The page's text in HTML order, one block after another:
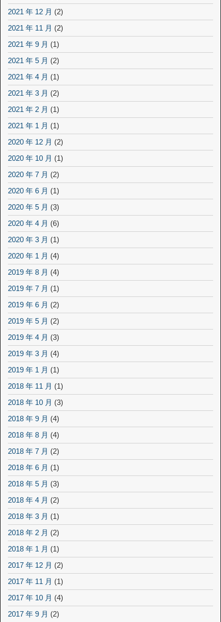
2021 年 12 月 (2)
2021 年 11 月 (2)
2021 年 9 月 (1)
2021 年 5 月 (2)
2021 年 4 月 (1)
2021 年 3 月 (2)
2021 年 2 月 (1)
2021 年 1 月 (1)
2020 年 12 月 (2)
2020 年 10 月 (1)
2020 年 7 月 (2)
2020 年 6 月 (1)
2020 年 5 月 (3)
2020 年 4 月 (6)
2020 年 3 月 (1)
2020 年 1 月 (4)
2019 年 8 月 (4)
2019 年 7 月 (1)
2019 年 6 月 (2)
2019 年 5 月 (2)
2019 年 4 月 (3)
2019 年 3 月 (4)
2019 年 1 月 (1)
2018 年 11 月 (1)
2018 年 10 月 (3)
2018 年 9 月 (4)
2018 年 8 月 (4)
2018 年 7 月 (2)
2018 年 6 月 (1)
2018 年 5 月 (3)
2018 年 4 月 (2)
2018 年 3 月 (1)
2018 年 2 月 (2)
2018 年 1 月 (1)
2017 年 12 月 (2)
2017 年 11 月 (1)
2017 年 10 月 (4)
2017 年 9 月 (2)